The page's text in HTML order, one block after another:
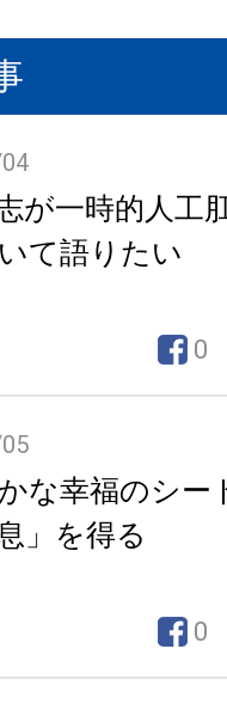
が一時的人工
て語りたい
0
な幸福のシー
」を得る
0